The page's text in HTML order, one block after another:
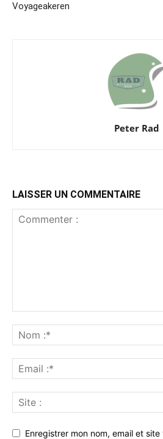
Voyageakeren
Peter Rad
LAISSER UN COMMENTAIRE
Enregistrer mon nom, email et